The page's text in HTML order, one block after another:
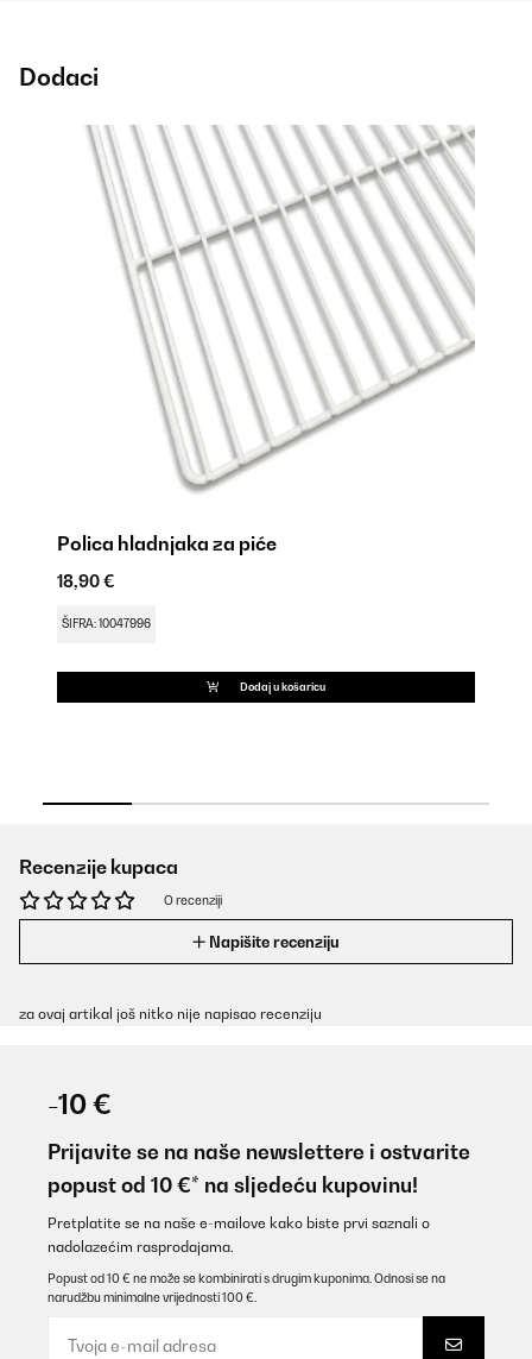
Dodaci
Polica hladnjaka za piće
18,90 €
ŠIFRA: 10047996
Dodaj u košaricu
Recenzije kupaca
O recenziji
Napišite recenziju
za ovaj artikal još nitko nije napisao recenziju
-10 €
Prijavite se na naše newslettere i ostvarite
popust od 10 €* na sljedeću kupovinu!
Pretplatite se na naše e-mailove kako biste prvi saznali o
nadolazećim rasprodajama.
Popust od 10 € ne može se kombinirati s drugim kuponima. Odnosi se na
narudžbu minimalne vrijednosti 100 €.